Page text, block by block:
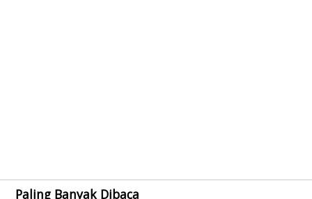
Paling Banyak Dibaca